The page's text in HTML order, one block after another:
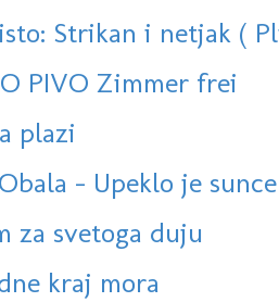
Strikan i netjak (
PIVO Zimmer frei
plazi
- Upeklo je sunce
za svetoga duju
kraj mora